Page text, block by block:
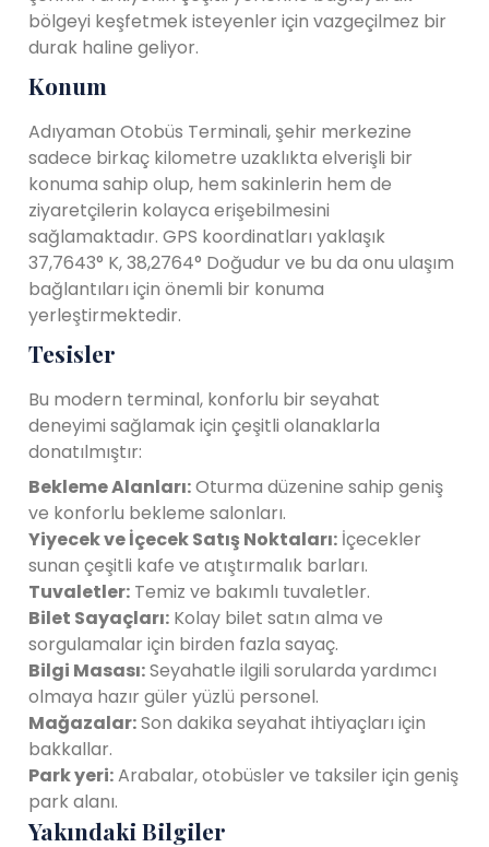
bölgeyi keşfetmek isteyenler için vazgeçilmez bir
durak haline geliyor.
Konum
Adıyaman Otobüs Terminali, şehir merkezine
sadece birkaç kilometre uzaklıkta elverişli bir
konuma sahip olup, hem sakinlerin hem de
ziyaretçilerin kolayca erişebilmesini
sağlamaktadır. GPS koordinatları yaklaşık
37,7643° K, 38,2764° Doğudur ve bu da onu ulaşım
bağlantıları için önemli bir konuma
yerleştirmektedir.
Tesisler
Bu modern terminal, konforlu bir seyahat
deneyimi sağlamak için çeşitli olanaklarla
donatılmıştır:
Bekleme Alanları:Oturma düzenine sahip geniş
ve konforlu bekleme salonları.
Yiyecek ve İçecek Satış Noktaları: İçecekler
sunan çeşitli kafe ve atıştırmalık barları.
Tuvaletler: Temiz ve bakımlı tuvaletler.
Bilet Sayaçları: Kolay bilet satın alma ve
sorgulamalar için birden fazla sayaç.
Bilgi Masası:Seyahatle ilgili sorularda yardımcı
olmaya hazır güler yüzlü personel.
Mağazalar:Son dakika seyahat ihtiyaçları için
bakkallar.
Park yeri:Arabalar, otobüsler ve taksiler için geniş
park alanı.
Yakındaki Bilgiler